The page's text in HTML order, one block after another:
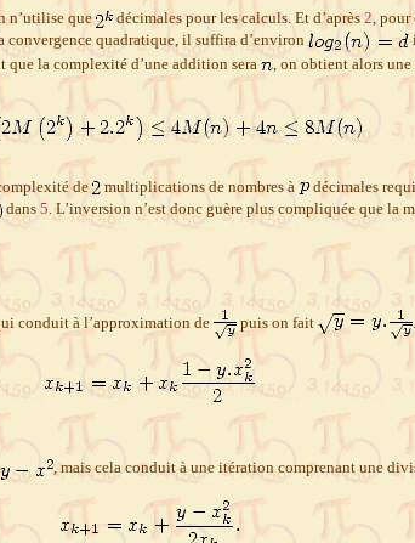
n’utilise que décimales pour les calculs. Et d’après 2, pour
convergence quadratique, il suffira d’environ
que la complexité d’une addition sera , on obtient alors
de multiplications de nombres à
décimales
dans 5. L’inversion n’est donc guère plus compliquée que la
conduit à l’approximation de puis on fait
, mais cela conduit à une itération comprenant une